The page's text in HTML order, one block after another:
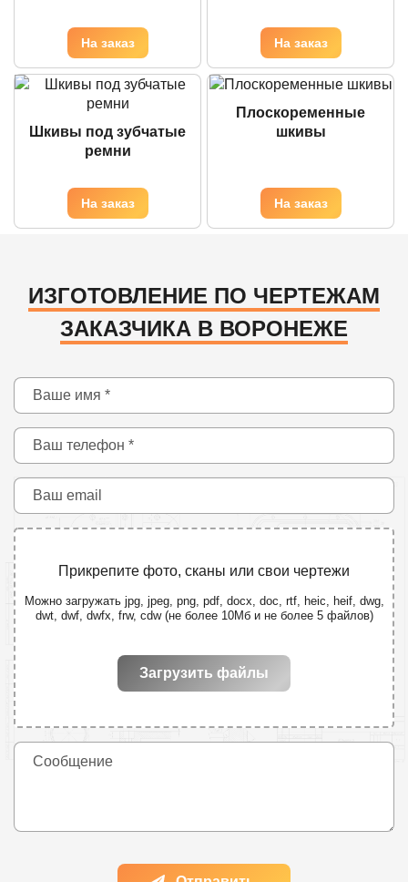
Шкивы под зубчатые
ремни
Плоскоременные
шкивы
ИЗГОТОВЛЕНИЕ ПО ЧЕРТЕЖАМ
ЗАКАЗЧИКА В ВОРОНЕЖЕ
Прикрепите фото, сканы или свои чертежи
Можно загружать jpg, jpeg, png, pdf, docx, doc, rtf, heic, heif, dwg,
dwt, dwf, dwfx, frw, cdw (не более 10Мб и не более 5 файлов)
Загрузить файлы